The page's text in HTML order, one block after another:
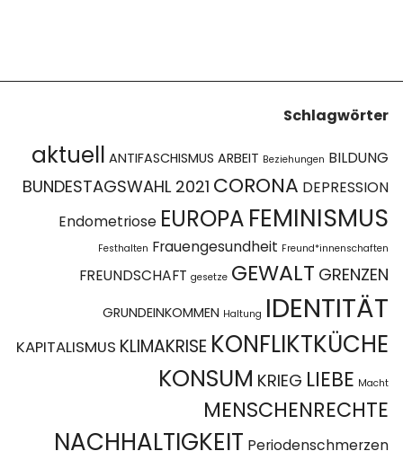
Schlagwörter
aktuell ANTIFASCHISMUS ARBEIT Beziehungen BILDUNG
BUNDESTAGSWAHL 2021 CORONA DEPRESSION
Endometriose EUROPA FEMINISMUS
Festhalten Frauengesundheit Freund*innenschaften
FREUNDSCHAFT gesetze GEWALT GRENZEN
GRUNDEINKOMMEN Haltung IDENTITÄT
KAPITALISMUS KLIMAKRISE KONFLIKTKÜCHE
KONSUM KRIEG LIEBE Macht
MENSCHENRECHTE
NACHHALTIGKEIT Periodenschmerzen